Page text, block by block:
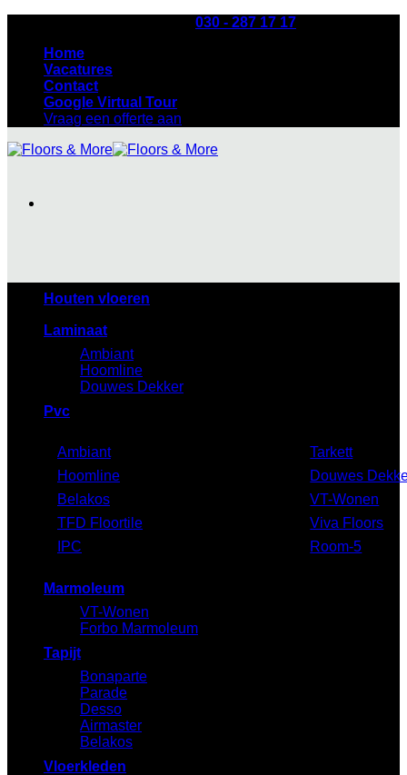
inhoud
030 - 287 17 17
Home
Vacatures
Contact
Google Virtual Tour
Vraag een offerte aan
Houten vloeren
Laminaat
Ambiant
Hoomline
Douwes Dekker
Pvc
Ambiant
Tarkett
Hoomline
Douwes
Belakos
VT-Wonen
TFD Floortile
Viva Floors
IPC
Room-5
Marmoleum
VT-Wonen
Forbo Marmoleum
Tapijt
Bonaparte
Parade
Desso
Airmaster
Belakos
Vloerkleden